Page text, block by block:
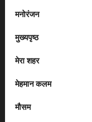
मनोरंजन
मुख्यपृष्ठ
मेरा शहर
मेहमान कलम
मौसम